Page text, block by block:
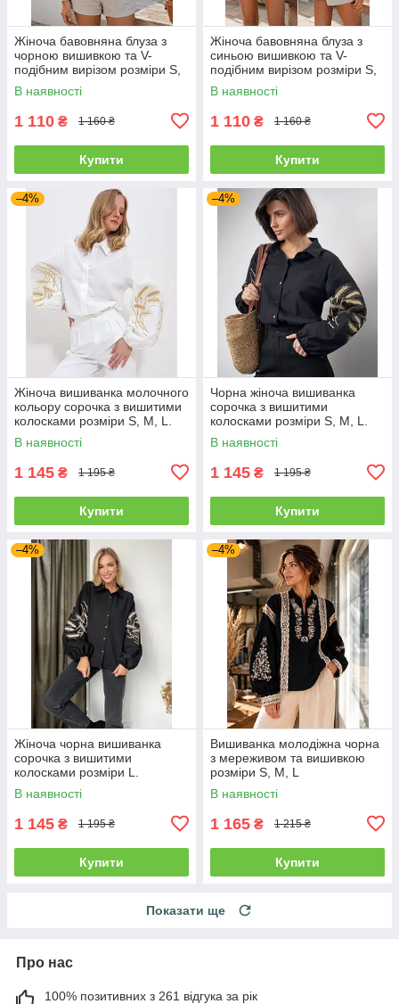
Жіноча бавовняна блуза з
чорною вишивкою та V-
подібним вирізом розміри S,
M, L
В наявності
1 110 ₴ 1 160 ₴
Купити
Жіноча бавовняна блуза з
синьою вишивкою та V-
подібним вирізом розміри S,
M, L
В наявності
1 110 ₴ 1 160 ₴
Купити
–4%
Жіноча вишиванка молочного
кольору сорочка з вишитими
колосками розміри S, М, L.
В наявності
1 145 ₴ 1 195 ₴
Купити
–4%
Чорна жіноча вишиванка
сорочка з вишитими
колосками розміри S, M, L.
В наявності
1 145 ₴ 1 195 ₴
Купити
–4%
Жіноча чорна вишиванка
сорочка з вишитими
колосками розміри L.
В наявності
1 145 ₴ 1 195 ₴
Купити
–4%
Вишиванка молодіжна чорна
з мереживом та вишивкою
розміри S, M, L
В наявності
1 165 ₴ 1 215 ₴
Купити
Показати ще
Про нас
100% позитивних з 261 відгука за рік